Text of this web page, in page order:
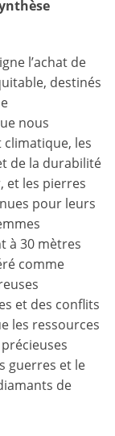
l’achat de
destinés
nous
les
de la durabilité
et les pierres
pour leurs
à 30 mètres
comme
et des conflits
les ressources
guerres et le
de